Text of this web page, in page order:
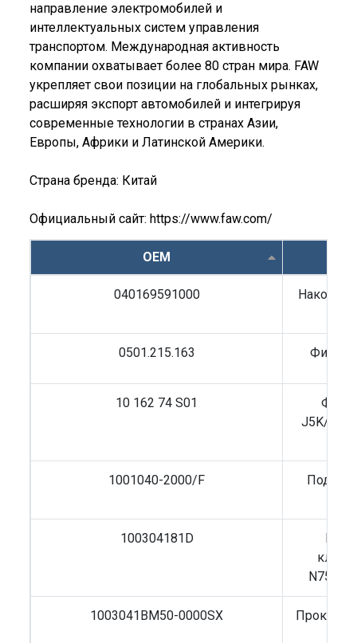
направление электромобилей и
интеллектуальных систем управления
транспортом. Международная активность
компании охватывает более 80 стран мира. FAW
укрепляет свои позиции на глобальных рынках,
расширяя экспорт автомобилей и интегрируя
современные технологии в странах Азии,
Европы, Африки и Латинской Америки.
Страна бренда: Китай
Официальный сайт: https://www.faw.com/
OEM
040169591000
0501.215.163
10 162 74 S01
J5K/
1001040-2000/F
100304181D
N75/
1003041BM50-0000SX